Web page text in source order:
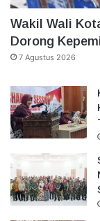
Wakil Wali
Dorong
7 Agustus 2026